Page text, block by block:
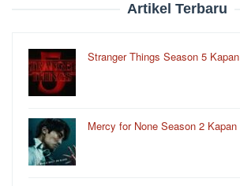
Artikel Terbaru
Stranger Things Season 5
Mercy for None Season 2